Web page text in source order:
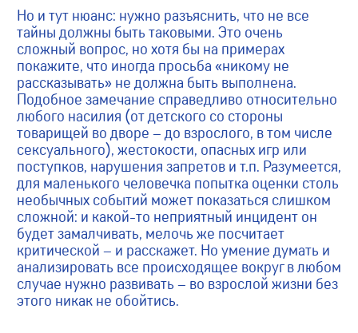
Но и тут нюанс: нужно разъяснить, что не все
тайны должны быть таковыми. Это очень
сложный вопрос, но хотя бы на примерах
покажите, что иногда просьба «никому не
рассказывать» не должна быть выполнена.
Подобное замечание справедливо относительно
любого насилия (от детского со стороны
товарищей во дворе – до взрослого, в том числе
сексуального), жестокости, опасных игр или
поступков, нарушения запретов и т.п. Разумеется,
для маленького человечка попытка оценки столь
необычных событий может показаться слишком
сложной: и какой-то неприятный инцидент он
будет замалчивать, мелочь же посчитает
критической – и расскажет. Но умение думать и
анализировать все происходящее вокруг в любом
случае нужно развивать – во взрослой жизни без
этого никак не обойтись.